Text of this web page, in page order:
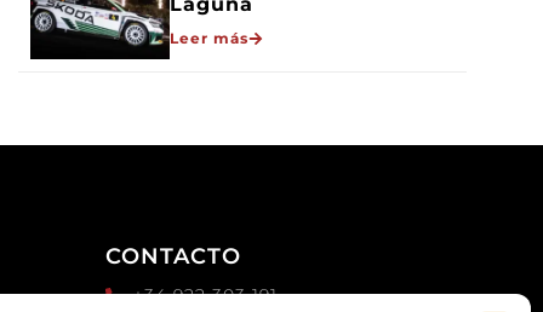
Laguna
Leer más
CONTACTO
+34 922 303 191